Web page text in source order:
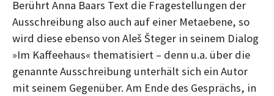
Berührt Anna Baars Text die Fragestellungen der
Ausschreibung also auch auf einer Metaebene, so
wird diese ebenso von Aleš Šteger in seinem Dialog
»Im Kaffeehaus« thematisiert – denn u.a. über die
genannte Ausschreibung unterhält sich ein Autor
mit seinem Gegenüber. Am Ende des Gesprächs, in